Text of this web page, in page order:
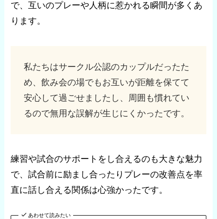
で、互いのプレーや人柄に惹かれる瞬間が多くあ
ります。
私たちはサークル公認のカップルだったた
め、飲み会の場でもお互いが距離を保てて
安心して過ごせましたし、周囲も慣れてい
るので無用な誤解が生じにくかったです。
練習や試合のサポートをし合えるのも大きな魅力
で、試合前に励まし合ったりプレーの改善点を率
直に話し合える関係は心強かったです。
あわせて読みたい